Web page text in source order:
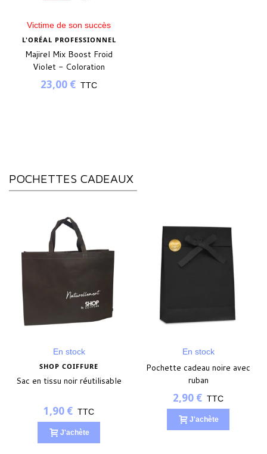
Victime de son succès
L'ORÉAL PROFESSIONNEL
Majirel Mix Boost Froid
Violet - Coloration
permanente
23,00 € TTC
POCHETTES CADEAUX
En stock
SHOP COIFFURE
Sac en tissu noir réutilisable
1,90 € TTC
J'achète
En stock
Pochette cadeau noire avec
ruban
2,90 € TTC
J'achète